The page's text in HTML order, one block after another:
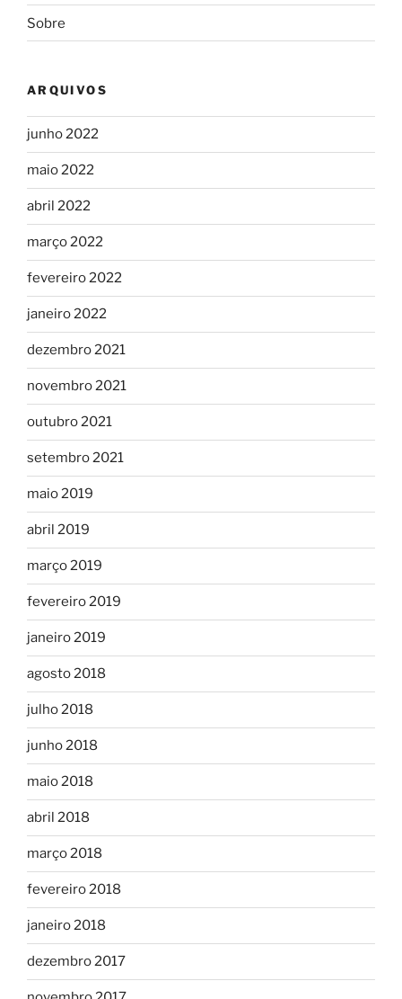
Sobre
ARQUIVOS
junho 2022
maio 2022
abril 2022
março 2022
fevereiro 2022
janeiro 2022
dezembro 2021
novembro 2021
outubro 2021
setembro 2021
maio 2019
abril 2019
março 2019
fevereiro 2019
janeiro 2019
agosto 2018
julho 2018
junho 2018
maio 2018
abril 2018
março 2018
fevereiro 2018
janeiro 2018
dezembro 2017